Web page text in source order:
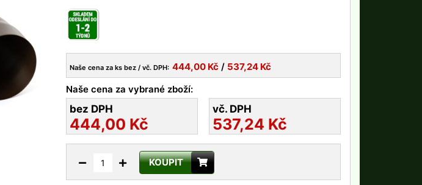
Naše cena za ks bez / vč. DPH: 444,00Kč/ 537,24Kč
Naše cena za vybrané zboží:
bez DPH
444,00 Kč
vč. DPH
537,24 Kč
KOUPIT